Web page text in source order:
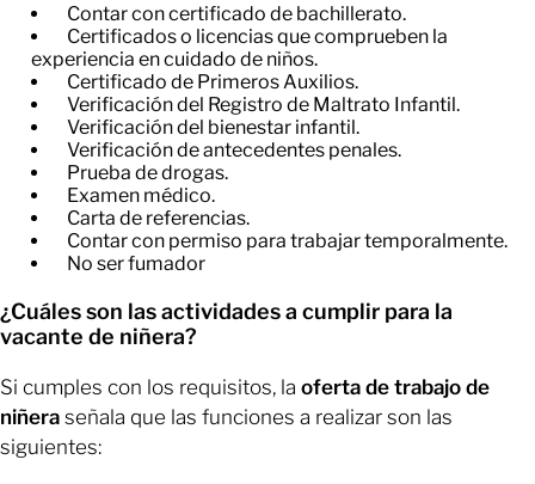
Contar con certificado de bachillerato.
Certificados o licencias que comprueben la
experiencia en cuidado de niños.
Certificado de Primeros Auxilios.
Verificación del Registro de Maltrato Infantil.
Verificación del bienestar infantil.
Verificación de antecedentes penales.
Prueba de drogas.
Examen médico.
Carta de referencias.
Contar con permiso para trabajar temporalmente.
No ser fumador
¿Cuáles son las actividades a cumplir para la
vacante de niñera?
Si cumples con los requisitos, la oferta de trabajo de
niñera señala que las funciones a realizar son las
siguientes: